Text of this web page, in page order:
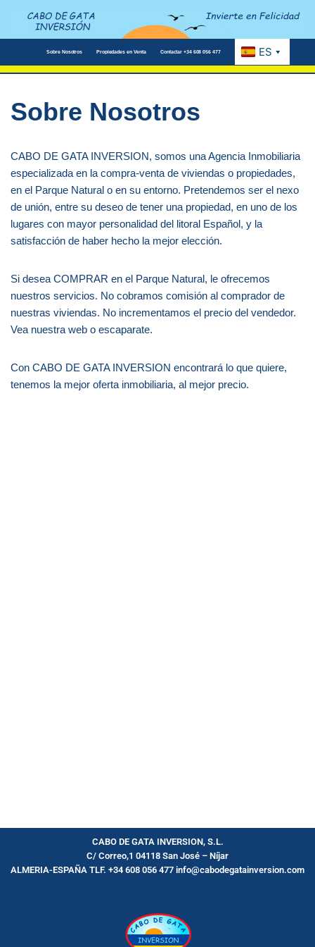
Saltar
contenido
Sobre Nosotros Propiedades en Venta Contactar +34 608 056 477
Sobre Nosotros
CABO DE GATA INVERSION, somos una Agencia Inmobiliaria
especializada en la compra-venta de viviendas o propiedades,
en el Parque Natural o en su entorno. Pretendemos ser el nexo
de unión, entre su deseo de tener una propiedad, en uno de los
lugares con mayor personalidad del litoral Español, y la
satisfacción de haber hecho la mejor elección.
Si desea COMPRAR en el Parque Natural, le ofrecemos
nuestros servicios. No cobramos comisión al comprador de
nuestras viviendas. No incrementamos el precio del vendedor.
Vea nuestra web o escaparate.
Con CABO DE GATA INVERSION encontrará lo que quiere,
tenemos la mejor oferta inmobiliaria, al mejor precio.
CABO DE GATA INVERSION, S.L.
C/ Correo,1 04118 San José – Níjar
ALMERIA-ESPAÑA TLF. +34 608 056 477 info@cabodegatainversion.com